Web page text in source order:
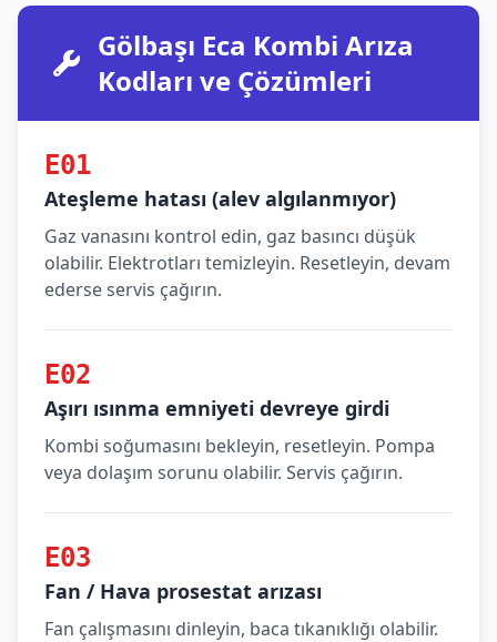
Gölbaşı Eca Kombi Arıza
Kodları ve Çözümleri
E01
Ateşleme hatası (alev algılanmıyor)
Gaz vanasını kontrol edin, gaz basıncı düşük
olabilir. Elektrotları temizleyin. Resetleyin, devam
ederse servis çağırın.
E02
Aşırı ısınma emniyeti devreye girdi
Kombi soğumasını bekleyin, resetleyin. Pompa
veya dolaşım sorunu olabilir. Servis çağırın.
E03
Fan / Hava prosestat arızası
Fan çalışmasını dinleyin, baca tıkanıklığı olabilir.